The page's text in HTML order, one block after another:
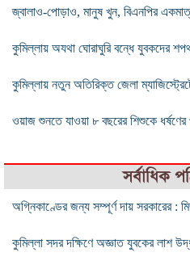
জ্বালাও-পোড়াও, মানুষ খুন, বিএনপির
কুমিল্লায় অযথা ঘোরাঘুরি বন্ধে যুবকদের
কুমিল্লায় নতুন অতিরিক্ত জেলা
ওয়াজ শুনতে যাওয়া ৮ বছরের শিশুকে
সর্বাধিক
অগ্নিকাণ্ডের জন্য সম্পূর্ণ দায় সরকারের :
কুমিল্লা সদর দক্ষিণে অজ্ঞাত যুবকের লাশ